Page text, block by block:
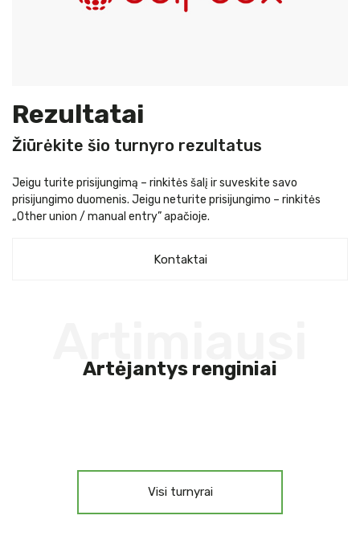
Rezultatai
Žiūrėkite šio turnyro rezultatus
Jeigu turite prisijungimą – rinkitės šalį ir suveskite savo
prisijungimo duomenis. Jeigu neturite prisijungimo – rinkitės
„Other union / manual entry” apačioje.
Kontaktai
Artėjantys renginiai
Visi turnyrai